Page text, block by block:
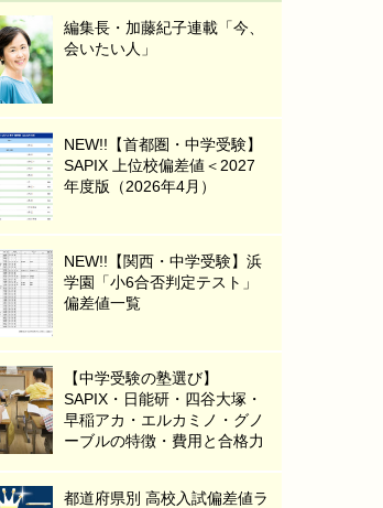
編集長・加藤紀子連載「今、
会いたい人」
NEW!!【首都圏・中学受験】
SAPIX 上位校偏差値＜2027
年度版（2026年4月）
NEW!!【関西・中学受験】浜
学園「小6合否判定テスト」
偏差値一覧
【中学受験の塾選び】
SAPIX・日能研・四谷大塚・
早稲アカ・エルカミノ・グノ
ーブルの特徴・費用と合格力
都道府県別 高校入試偏差値ラ